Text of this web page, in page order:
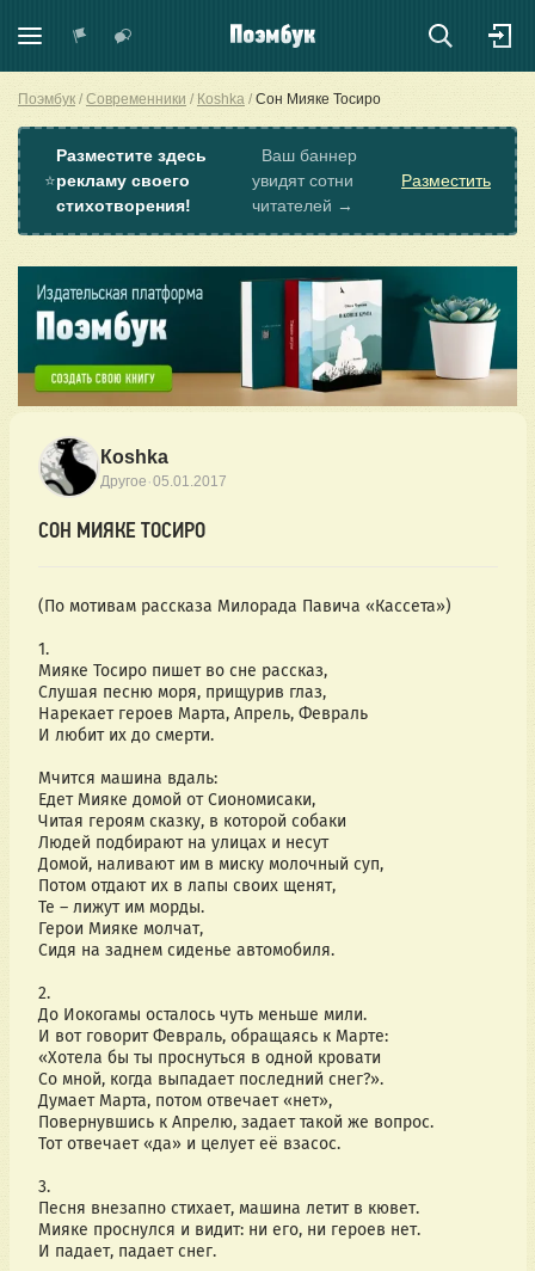
Поэмбук Современники Коshkа Сон Мияке Тосиро
⭐
Разместите здесь
рекламу своего
стихотворения!
Ваш баннер
увидят сотни
читателей →
Разместить
Коshkа
Другое ·05.01.2017
СОН МИЯКЕ ТОСИРО
(По мотивам рассказа Милорада Павича «Кассета»)
1.
Мияке Тосиро пишет во сне рассказ,
Слушая песню моря, прищурив глаз,
Нарекает героев Марта, Апрель, Февраль
И любит их до смерти.
Мчится машина вдаль:
Едет Мияке домой от Сиономисаки,
Читая героям сказку, в которой собаки
Людей подбирают на улицах и несут
Домой, наливают им в миску молочный суп,
Потом отдают их в лапы своих щенят,
Те – лижут им морды.
Герои Мияке молчат,
Сидя на заднем сиденье автомобиля.
2.
До Иокогамы осталось чуть меньше мили.
И вот говорит Февраль, обращаясь к Марте:
«Хотела бы ты проснуться в одной кровати
Со мной, когда выпадает последний снег?».
Думает Марта, потом отвечает «нет»,
Повернувшись к Апрелю, задает такой же вопрос.
Тот отвечает «да» и целует её взасос.
3.
Песня внезапно стихает, машина летит в кювет.
Мияке проснулся и видит: ни его, ни героев нет.
И падает, падает снег.